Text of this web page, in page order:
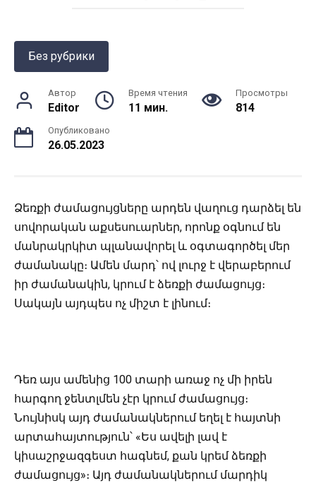
Без рубрики
Автор
Editor
Время чтения
11 мин.
Просмотры
814
Опубликовано
26.05.2023
Ձեռքի ժամացույցները արդեն վաղուց դարձել են
սովորական աքսեսուարներ, որոնք օգնում են
մանրակրկիտ պլանավորել և օգտագործել մեր
ժամանակը։ Ամեն մարդ՝ ով լուրջ է վերաբերում
իր ժամանակին, կրում է ձեռքի ժամացույց։
Սակայն այդպես ոչ միշտ է լինում։
Դեռ այս ամենից 100 տարի առաջ ոչ մի իրեն
հարգող ջենտլմեն չէր կրում ժամացույց։
Նույնիսկ այդ ժամանակներում եղել է հայտնի
արտահայտություն՝ «Ես ավելի լավ է
կիսաշրջազգեստ հագնեմ, քան կրեմ ձեռքի
ժամացույց»։ Այդ ժամանակներում մարդիկ